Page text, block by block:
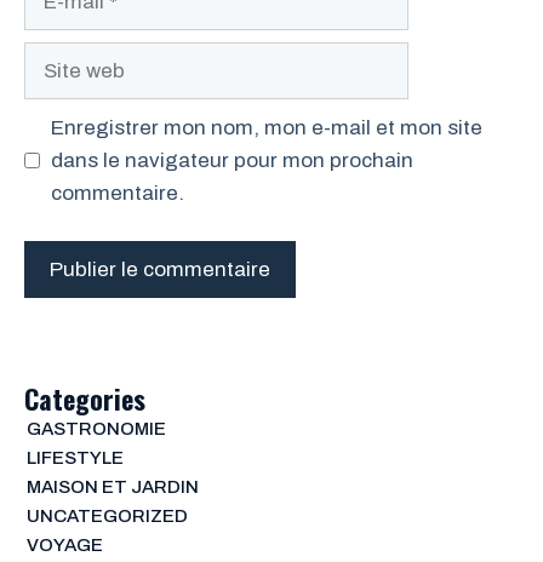
Site
Enregistrer mon nom, mon e-mail et mon site
dans le navigateur pour mon prochain
commentaire.
Categories
GASTRONOMIE
LIFESTYLE
MAISON ET JARDIN
UNCATEGORIZED
VOYAGE